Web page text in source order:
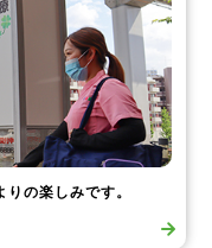
の楽しみです。